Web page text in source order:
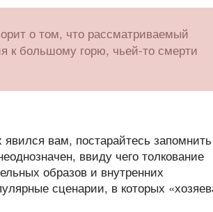
о том, что рассматриваемый
к большому горю, чьей-то смерти
вам, постарайтесь запомнить
ввиду чего толкование
образов и внутренних
сценарии, в которых